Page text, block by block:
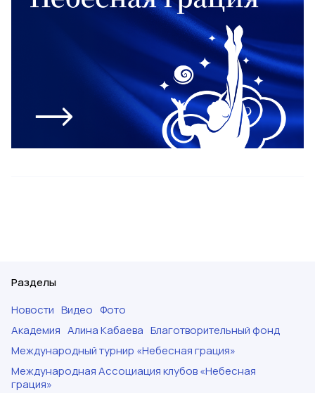
Разделы
Новости Видео Фото
Академия Алина Кабаева Благотворительный фонд
Международный турнир «Небесная грация»
Международная Ассоциация клубов «Небесная
грация»